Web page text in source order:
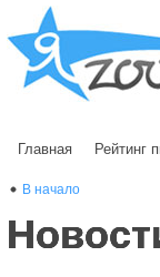
Главная Рейтинг
В начало